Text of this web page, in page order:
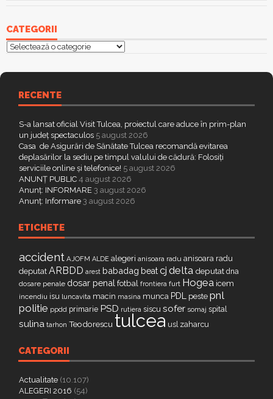
CATEGORII
Categorii
RECENTE
S-a lansat oficial Visit Tulcea, proiectul care aduce în prim-plan
un județ spectaculos 5 august 2026
Casa de Asigurări de Sănătate Tulcea recomandă evitarea
deplasărilor la sediu pe timpul valului de cădură: Folosiți
serviciile online și telefonice! 5 august 2026
ANUNȚ PUBLIC 4 august 2026
Anunț: INFORMARE 3 august 2026
Anunț: Informare 3 august 2026
ETICHETE
accident AJOFM ALDE alegeri anisoara radu anisoara radu
deputat ARBDD arest babadag beatcj delta deputat dna
dosare penale dosar penal fotbal frontiera furt Hogea icem
incendiu isu luncavita macin masina munca PDL peste pnl
politie ppdd primarie PSD rutiera siscu sofer somaj spital
sulina tarhon Teodorescu tulcea usl zaharcu
CATEGORII
Actualitate (10.107)
ALEGERI 2016 (54)